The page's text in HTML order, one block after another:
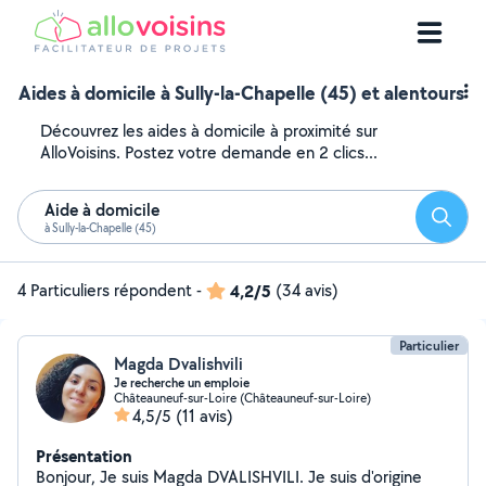
Aides à domicile à Sully-la-Chapelle (45) et alentours
Découvrez les aides à domicile à proximité sur
AlloVoisins. Postez votre demande en 2 clics...
Aide à domicile
à Sully-la-Chapelle (45)
4 Particuliers répondent- 4,2/5 (34 avis)
Particulier
Magda Dvalishvili
Je recherche un emploie
Châteauneuf-sur-Loire (Châteauneuf-sur-Loire)
4,5/5 (11 avis)
Présentation
Bonjour, Je suis Magda DVALISHVILI. Je suis d'origine